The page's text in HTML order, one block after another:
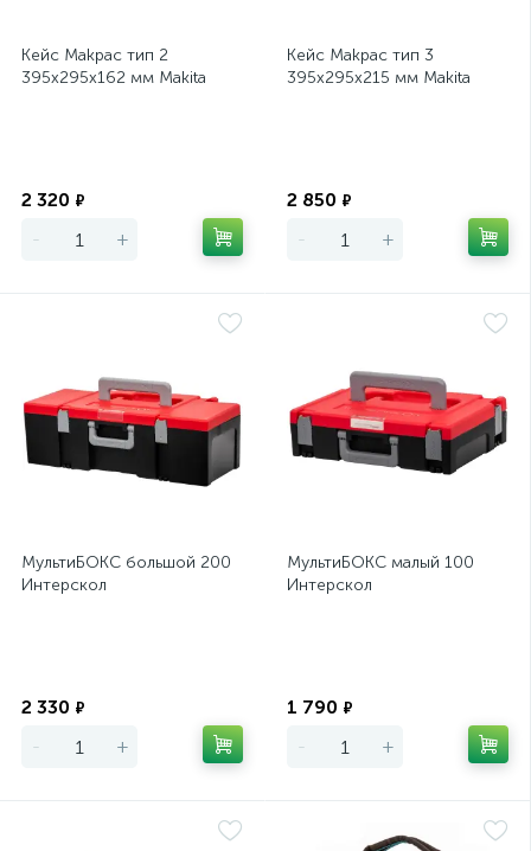
Кейс Makpac тип 2
395х295х162 мм Makita
2 320 ₽
- +
Кейс Makpac тип 3
395х295х215 мм Makita
2 850 ₽
- +
МультиБОКС большой 200
Интерскол
2 330 ₽
- +
МультиБОКС малый 100
Интерскол
1 790 ₽
- +